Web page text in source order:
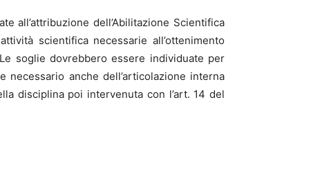
all’attribuzione dell’Abilitazione Scientifica
scientifica necessarie all’ottenimento
soglie dovrebbero essere individuate per
anche dell’articolazione interna
disciplina poi intervenuta con l’art. 14 del